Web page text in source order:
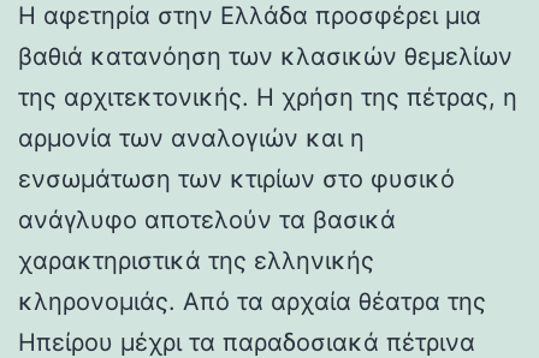
Η αφετηρία στην Ελλάδα προσφέρει μια
βαθιά κατανόηση των κλασικών θεμελίων
της αρχιτεκτονικής. Η χρήση της πέτρας, η
αρμονία των αναλογιών και η
ενσωμάτωση των κτιρίων στο φυσικό
ανάγλυφο αποτελούν τα βασικά
χαρακτηριστικά της ελληνικής
κληρονομιάς. Από τα αρχαία θέατρα της
Ηπείρου μέχρι τα παραδοσιακά πέτρινα